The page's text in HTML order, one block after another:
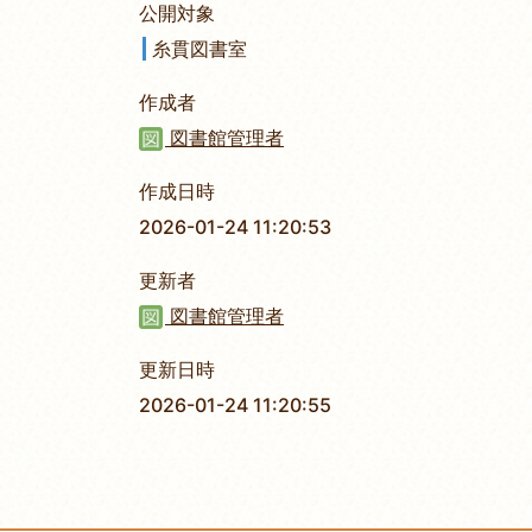
公開対象
糸貫図書室
作成者
図書館管理者
作成日時
2026-01-24 11:20:53
更新者
図書館管理者
更新日時
2026-01-24 11:20:55